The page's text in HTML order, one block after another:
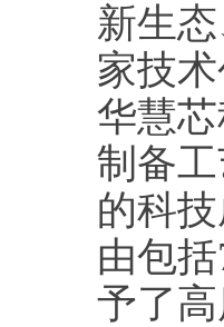
新生
家技
华慧
制备
的科
由包
予了